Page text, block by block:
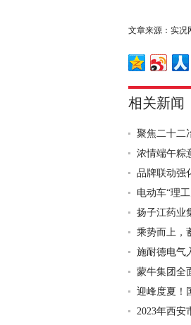
文章来源：实况
相关新闻
聚焦二十二
浓情端午粽
品牌联动强
电动车“理
扬子江药业
乘势而上，
施耐德电气
蒙牛集团全
迎峰度夏！
2023年西安